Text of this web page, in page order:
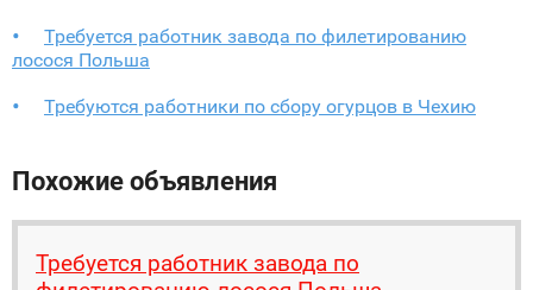
Требуется работник завода по филетированию
лосося Польша
Требуются работники по сбору огурцов в Чехию
Похожие объявления
Требуется работник завода по